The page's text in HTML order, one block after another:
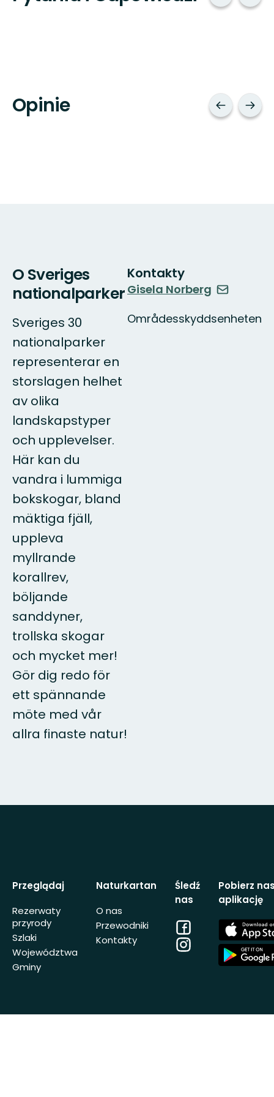
Opinie
O Sveriges
nationalparker
Sveriges 30
nationalparker
representerar en
storslagen helhet
av olika
landskapstyper
och upplevelser.
Här kan du
vandra i lummiga
bokskogar, bland
mäktiga fjäll,
uppleva
myllrande
korallrev,
böljande
sanddyner,
trollska skogar
och mycket mer!
Gör dig redo för
ett spännande
möte med vår
allra finaste natur!
Kontakty
Gisela Norberg
Områdesskyddsenheten
Przeglądaj
Rezerwaty
przyrody
Szlaki
Województwa
Gminy
Naturkartan
O nas
Przewodniki
Kontakty
Śledź
nas
Facebook
Instagram
Pobierz
aplikację
App
Store
App
Store